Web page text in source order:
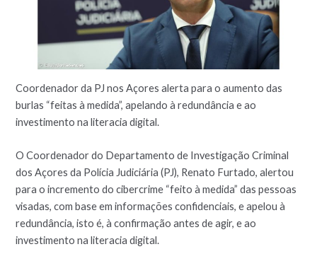
Coordenador da PJ nos Açores alerta para o aumento das
burlas “feitas à medida”, apelando à redundância e ao
investimento na literacia digital.
O Coordenador do Departamento de Investigação Criminal
dos Açores da Polícia Judiciária (PJ), Renato Furtado, alertou
para o incremento do cibercrime “feito à medida” das pessoas
visadas, com base em informações confidenciais, e apelou à
redundância, isto é, à confirmação antes de agir, e ao
investimento na literacia digital.